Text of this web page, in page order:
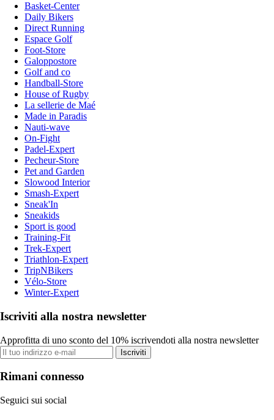
Basket-Center
Daily Bikers
Direct Running
Espace Golf
Foot-Store
Galoppostore
Golf and co
Handball-Store
House of Rugby
La sellerie de Maé
Made in Paradis
Nauti-wave
On-Fight
Padel-Expert
Pecheur-Store
Pet and Garden
Slowood Interior
Smash-Expert
Sneak'In
Sneakids
Sport is good
Training-Fit
Trek-Expert
Triathlon-Expert
TripNBikers
Vélo-Store
Winter-Expert
Iscriviti alla nostra newsletter
Approfitta di uno sconto del 10% iscrivendoti alla nostra newsletter
Iscriviti
Rimani connesso
Seguici sui social